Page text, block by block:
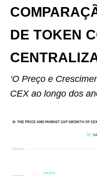
DE TOKEN
‘O Preço e
CEX ao longo dos